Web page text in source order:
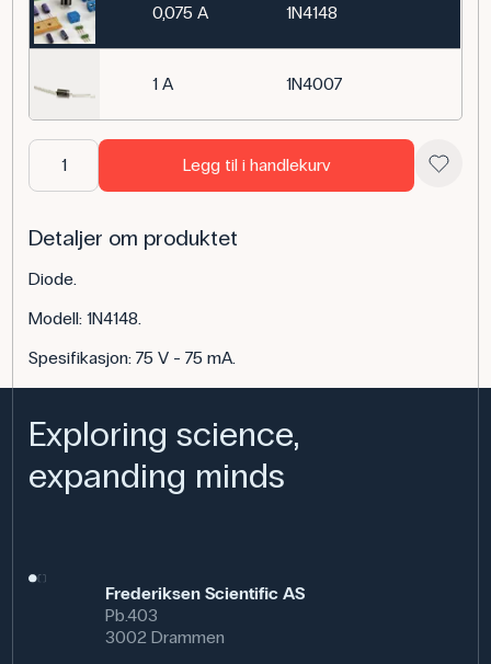
0,075 A 1N4148
1 A 1N4007
Legg til i handlekurv
Detaljer om produktet
Diode.
Modell: 1N4148.
Spesifikasjon: 75 V - 75 mA.
Exploring science,
expanding minds
Frederiksen Scientific AS
Pb.403
3002 Drammen